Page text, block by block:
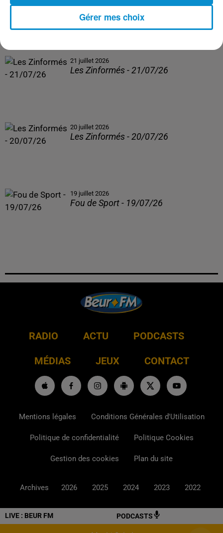
LIVE : BEUR FM PODCASTS
Les Zinformés - 22/07/26
21 juillet 2026
Les Zinformés - 21/07/26
20 juillet 2026
Les Zinformés - 20/07/26
19 juillet 2026
Fou de Sport - 19/07/26
RADIO ACTU PODCASTS
MÉDIAS JEUX CONTACT
Mentions légales Conditions Générales d'Utilisation
Politique de confidentialité Politique Cookies
Gestion des cookies Plan du site
Archives 2026 2025 2024 2023 2022
Gérer mes choix